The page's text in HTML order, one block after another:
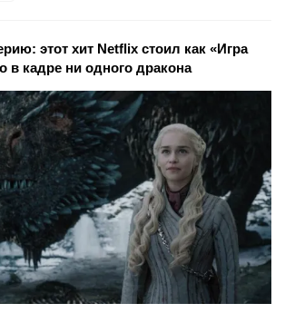
этот хит Netflix стоил как «Игра
в кадре ни одного дракона